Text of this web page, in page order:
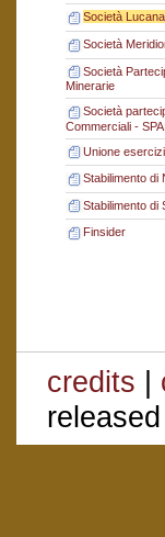
Società
Società
Società
Minerarie
Società
Commerciali -
Unione
Stabilimento di
Stabilimento di
Finsider
credits |